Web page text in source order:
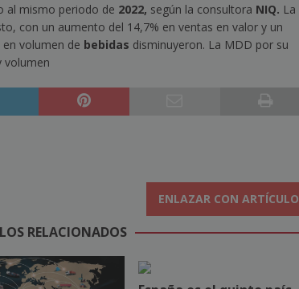
al mismo periodo de 2022, según la consultora NIQ. La
con un aumento del 14,7% en ventas en valor y un
volumen de bebidas disminuyeron. La MDD por su
volumen
ENLAZAR CON ARTÍCULO
RELACIONADOS